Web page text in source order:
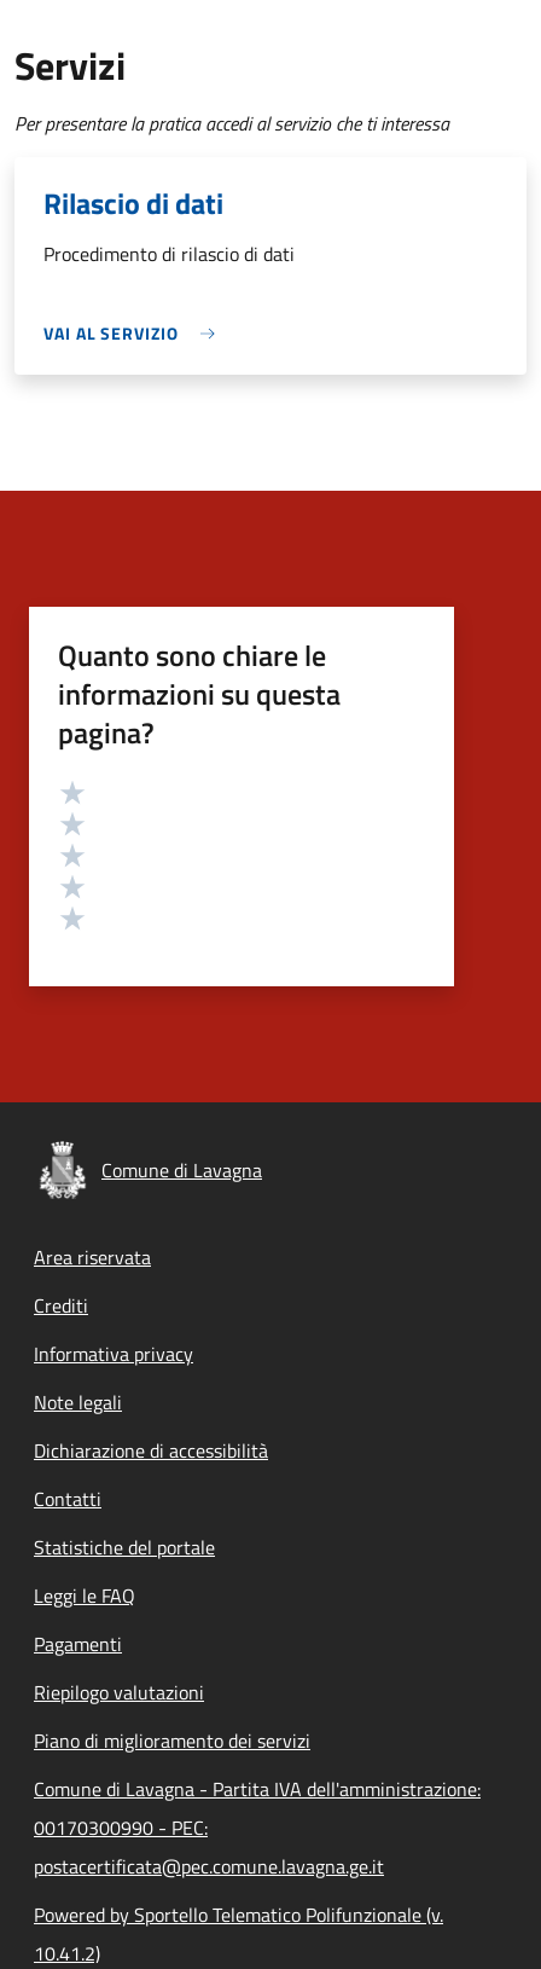
Servizi
Per presentare la pratica accedi al servizio che ti interessa
Rilascio di dati
Procedimento di rilascio di dati
VAI AL SERVIZIO
Quanto sono chiare le
informazioni su questa
pagina?
Valutazione
Comune di Lavagna
Footer menu
Area riservata
Crediti
Informativa privacy
Note legali
Dichiarazione di accessibilità
Contatti
Statistiche del portale
Leggi le FAQ
Pagamenti
Riepilogo valutazioni
Piano di miglioramento dei servizi
Comune di Lavagna - Partita IVA dell'amministrazione:
00170300990 - PEC:
postacertificata@pec.comune.lavagna.ge.it
Powered by Sportello Telematico Polifunzionale (v.
10.41.2)